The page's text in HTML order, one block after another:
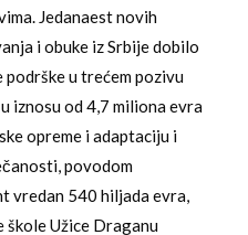
Jedanaest novih
i obuke iz Srbije dobilo
podrške u trećem pozivu
iznosu od 4,7 miliona evra
opreme i adaptaciju i
povodom
vredan 540 hiljada evra,
škole Užice Draganu